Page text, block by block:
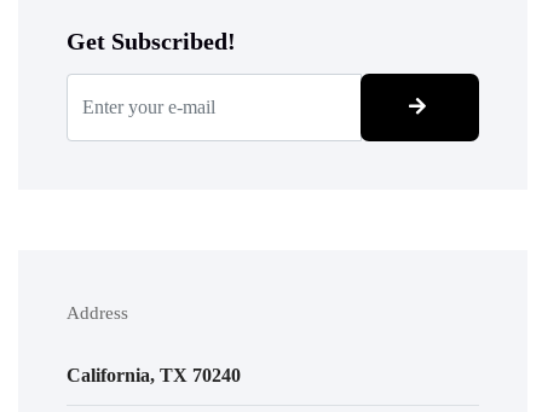
Get Subscribed!
Address
California, TX 70240